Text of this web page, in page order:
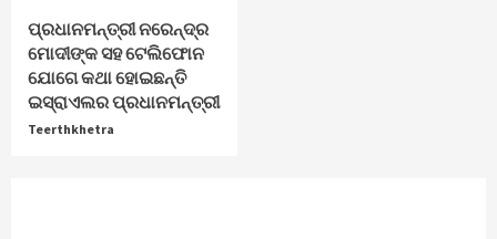
ପ୍ରଧାନମନ୍ତ୍ରୀ ନରେନ୍ଦ୍ର
ମୋଦୀଙ୍କ ସହ ଟେଲିଫୋନ
ଯୋଗେ କଥା ହୋଇଛନ୍ତି
ଇସ୍ରାଏଲର ପ୍ରଧାନମନ୍ତ୍ରୀ
Teerthkhetra